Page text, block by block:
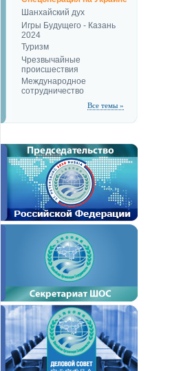
Шанхайский дух
Игры Будущего - Казань
2024
Туризм
Чрезвычайные
происшествия
Международное
сотрудничество
Все темы »